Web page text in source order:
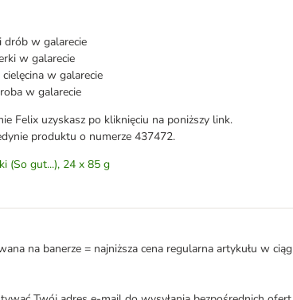
drób w galarecie
w galarecie
w galarecie
w galarecie
Felix uzyskasz po kliknięciu na poniższy link.
produktu o numerze 437472.
(So gut...), 24 x 85 g
na banerze = najniższa cena regularna artykułu w